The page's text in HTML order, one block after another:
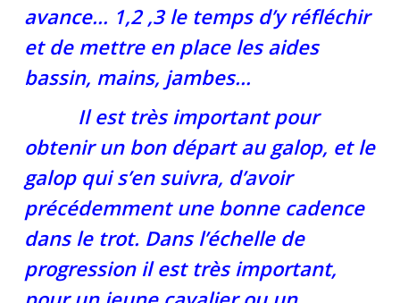
avance… 1,2 ,3 le temps d’y réfléchir
et de mettre en place les aides
bassin, mains, jambes…
Il est très important pour
obtenir un bon départ au galop, et le
galop qui s’en suivra, d’avoir
précédemment une bonne cadence
dans le trot. Dans l’échelle de
progression il est très important,